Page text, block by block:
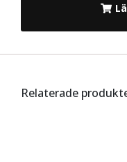
Relaterade